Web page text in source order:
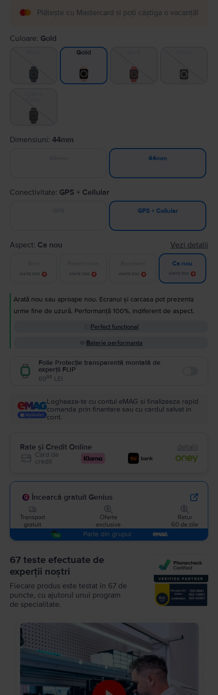
Plătește cu Mastercard și poți câștiga o vacanță!
Culoare: Gold
Gold
Dimensiuni: 44mm
44mm
Conectivitate: GPS + Cellular
GPS + Cellular
Aspect: Ca nou Vezi detalii
Alertă stoc Alertă stoc Alertă stoc
Ca nou
Alertă stoc
Arată nou sau aproape nou. Ecranul și carcasa pot prezenta
urme fine de uzură. Performanță 100%, indiferent de aspect.
Perfect funcțional
Baterie performanta
Folie Protecție transparentă montată de
experții FLIP
6999 LEI
Logheaza-te cu contul eMAG si finalizeaza rapid
comanda prin finantare sau cu cardul salvat in
cont.
Rate și Credit Online detalii
Card de
credit
Încearcă gratuit Genius
Transport
gratuit
Oferte
exclusive
Retur
60 de zile
Parte din grupul
67 teste efectuate de
experții noștri
Fiecare produs este testat în 67 de
puncte, cu ajutorul unui program
de specialitate.